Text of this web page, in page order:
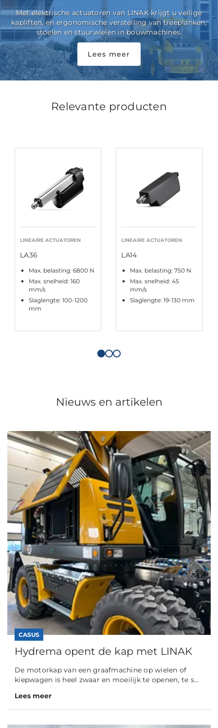
Met elektrische actuatoren van LINAK krijgt u veilige
kapliften, en ergonomische verstelling van treeplanken,
stoelen en stuurwielen in bouwmachines.
Lees meer
Relevante producten
LINEAIRE ACTUATOREN
LA36
Max. belasting: 6800 N
Max. snelheid: 160
mm/s
Slaglengte: 100-1200
mm
LINEAIRE ACTUATOREN
LA14
Max. belasting: 750 N
Max. snelheid: 45
mm/s
Slaglengte: 19-130 mm
Nieuws en artikelen
CASUS
Hydrema opent de kap met LINAK
De motorkap van een graafmachine op wielen of
kiepwagen is heel zwaar en moeilijk te openen, te s...
Lees meer